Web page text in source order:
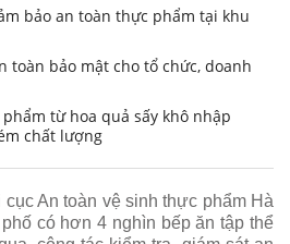
bảo an toàn thực phẩm tại khu
toàn bảo mật cho tổ chức, doanh
từ hoa quả sấy khô nhập
chất lượng
An toàn vệ sinh thực phẩm Hà
có hơn 4 nghìn bếp ăn tập thể